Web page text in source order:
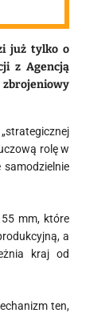
już tylko o
z Agencją
zbrojeniowy
rolę w
samodzielnie
mm, które
a
kraj od
ten,